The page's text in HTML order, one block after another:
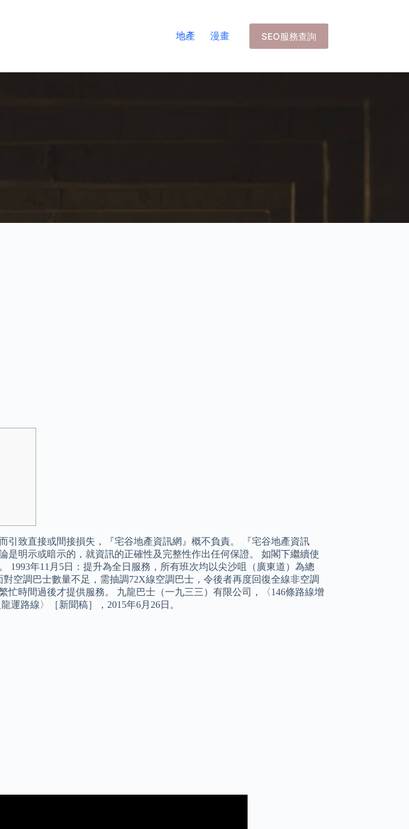
地產 漫畫 SEO服務查詢
引致直接或間接損失，『宅谷地產資訊網』概不負責。 『宅谷地產資訊
是明示或暗示的，就資訊的正確性及完整性作出任何保證。 如閣下繼續使
1993年11月5日：提升為全日服務，所有班次均以尖沙咀（廣東道）為總
空調巴士數量不足，需抽調72X線空調巴士，令後者再度回復全線非空調
忙時間過後才提供服務。 九龍巴士（一九三三）有限公司，〈146條路線增
運路線〉［新聞稿］，2015年6月26日。